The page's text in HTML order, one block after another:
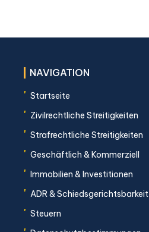
NAVIGATION
' Startseite
' Zivilrechtliche Streitigkeiten
' Strafrechtliche Streitigkeiten
' Geschäftlich & Kommerziell
' Immobilien & Investitionen
' ADR & Schiedsgerichtsbarkeit
' Steuern